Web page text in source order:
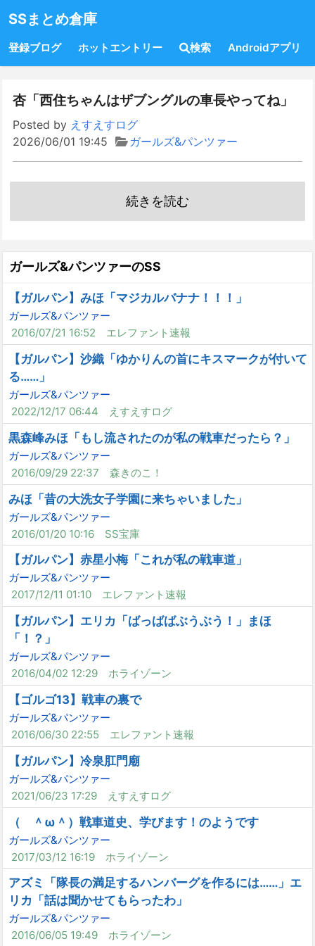
SSまとめ倉庫
登録ブログ ホットエントリー 検索 Androidアプリ
杏「西住ちゃんはザブングルの車長やってね」
Posted by えすえすログ
2026/06/01 19:45
ガールズ&パンツァー
続きを読む
ガールズ&パンツァーのSS
【ガルパン】みほ「マジカルバナナ！！！」
ガールズ&パンツァー
2016/07/21 16:52
エレファント速報
【ガルパン】沙織「ゆかりんの首にキスマークが付いて
る……」
ガールズ&パンツァー
2022/12/17 06:44
えすえすログ
黒森峰みほ「もし流されたのが私の戦車だったら？」
ガールズ&パンツァー
2016/09/29 22:37
森きのこ！
みほ「昔の大洗女子学園に来ちゃいました」
ガールズ&パンツァー
2016/01/20 10:16
SS宝庫
【ガルパン】赤星小梅「これが私の戦車道」
ガールズ&パンツァー
2017/12/11 01:10
エレファント速報
【ガルパン】エリカ「ばっばばぶうぶう！」まほ
「！？」
ガールズ&パンツァー
2016/04/02 12:29
ホライゾーン
【ゴルゴ13】戦車の裏で
ガールズ&パンツァー
2016/06/30 22:55
エレファント速報
【ガルパン】冷泉肛門廟
ガールズ&パンツァー
2021/06/23 17:29
えすえすログ
（ ＾ω＾）戦車道史、学びます！のようです
ガールズ&パンツァー
2017/03/12 16:19
ホライゾーン
アズミ「隊長の満足するハンバーグを作るには……」エ
リカ「話は聞かせてもらったわ」
ガールズ&パンツァー
2016/06/05 19:49
ホライゾーン